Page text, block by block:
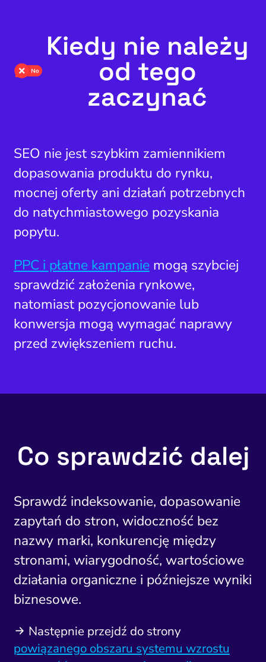
Kiedy nie należy
od tego
zaczynać
SEO nie jest szybkim zamiennikiem
dopasowania produktu do rynku,
mocnej oferty ani działań potrzebnych
do natychmiastowego pozyskania
popytu.
PPC i płatne kampaniemogą szybciej
sprawdzić założenia rynkowe,
natomiast pozycjonowanie lub
konwersja mogą wymagać naprawy
przed zwiększeniem ruchu.
Co sprawdzić dalej
Sprawdź indeksowanie, dopasowanie
zapytań do stron, widoczność bez
nazwy marki, konkurencję między
stronami, wiarygodność, wartościowe
działania organiczne i późniejsze wyniki
biznesowe.
Następnie przejdź do strony
powiązanego obszaru systemu wzrostu